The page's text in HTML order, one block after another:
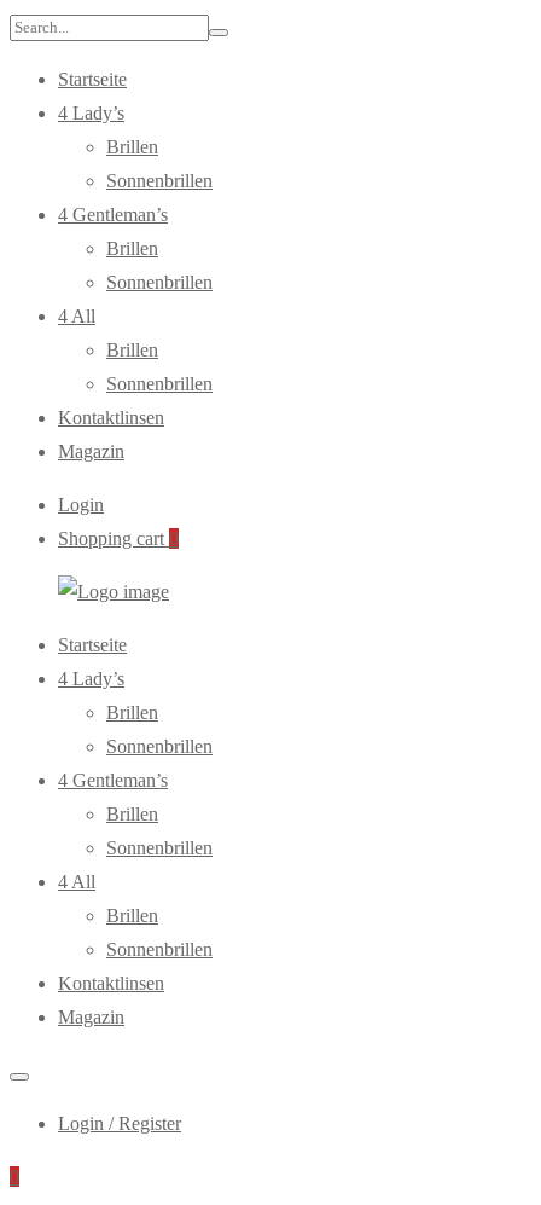
Search
Startseite
4 Lady’s
Brillen
Sonnenbrillen
4 Gentleman’s
Brillen
Sonnenbrillen
4 All
Brillen
Sonnenbrillen
Kontaktlinsen
Magazin
Login
Shopping cart 0
Primary
Menu
Startseite
4 Lady’s
Brillen
Sonnenbrillen
4 Gentleman’s
Brillen
Sonnenbrillen
4 All
Brillen
Sonnenbrillen
Kontaktlinsen
Magazin
Login / Register
0